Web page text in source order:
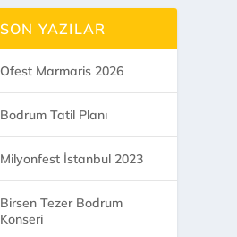
SON YAZILAR
Ofest Marmaris 2026
Bodrum Tatil Planı
Milyonfest İstanbul 2023
Birsen Tezer Bodrum
Konseri